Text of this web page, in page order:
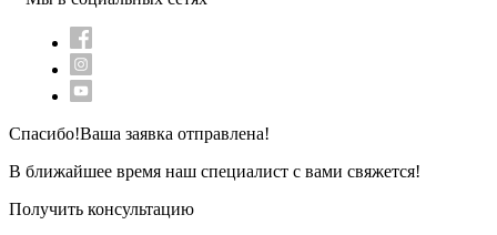
Спасибо!Ваша заявка отправлена!
В ближайшее время наш специалист с вами свяжется!
Получить консультацию